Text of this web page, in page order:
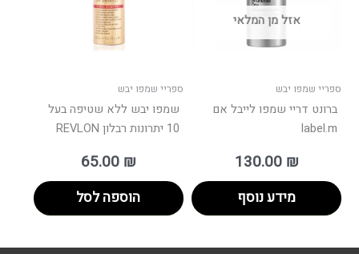
אזל מן המלאי
ספריי שמפו יבש
ברונט דריי שמפו לייבל אם
label.m
130.00 ₪
מידע נוסף
ספריי שמפו יבש
שמפו יבש ללא שטיפה בעל
10 יתרונות רבלון REVLON
65.00 ₪
הוספה לסל